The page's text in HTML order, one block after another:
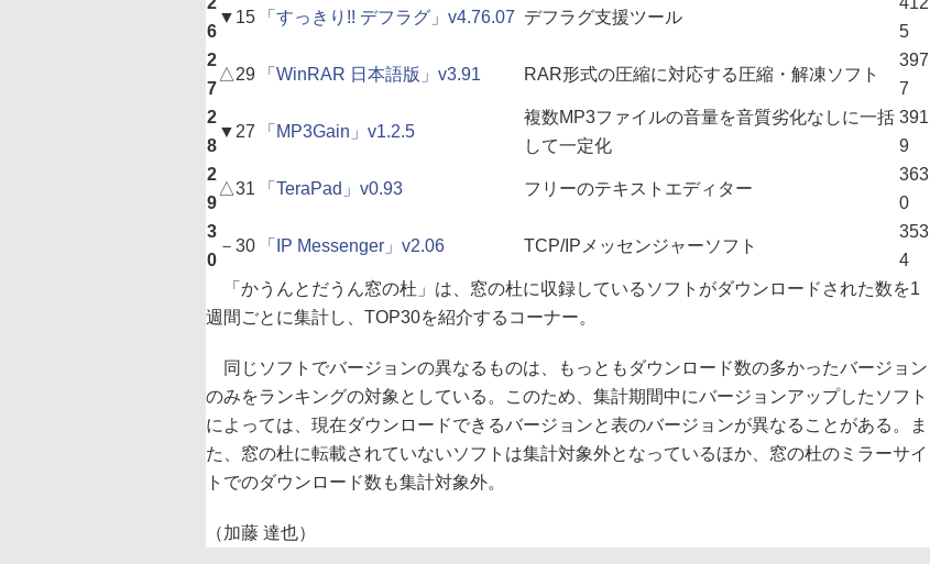
6
▼ 15 「すっきり!! デフラグ」v4.76.07 デフラグ支援ツール
5
2
7
△29 「WinRAR 日本語版」v3.91 RAR形式の圧縮に対応する圧縮・解凍ソフト
397
7
2
8
▼ 27 「MP3Gain」v1.2.5
複数MP3ファイルの音量を音質劣化なしに一括
して一定化
391
9
2
9
△31 「TeraPad」v0.93 フリーのテキストエディター
363
0
3
0
－ 30 「IP Messenger」v2.06 TCP/IPメッセンジャーソフト
353
4
「かうんとだうん窓の杜」は、窓の杜に収録しているソフトがダウンロードされた数を1
週間ごとに集計し、TOP30を紹介するコーナー。
同じソフトでバージョンの異なるものは、もっともダウンロード数の多かったバージョン
のみをランキングの対象としている。このため、集計期間中にバージョンアップしたソフト
によっては、現在ダウンロードできるバージョンと表のバージョンが異なることがある。ま
た、窓の杜に転載されていないソフトは集計対象外となっているほか、窓の杜のミラーサイ
トでのダウンロード数も集計対象外。
（加藤 達也）